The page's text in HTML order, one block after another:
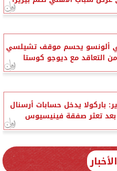
ألونسو يحسم موقف تشيلسي
من التعاقد مع ديوجو كوستا
باركولا يدخل حسابات أرسنال
بعد تعثر صفقة فينيسيوس